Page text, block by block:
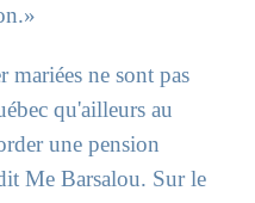
mariées ne sont pas
qu'ailleurs au
une pension
Me Barsalou. Sur le